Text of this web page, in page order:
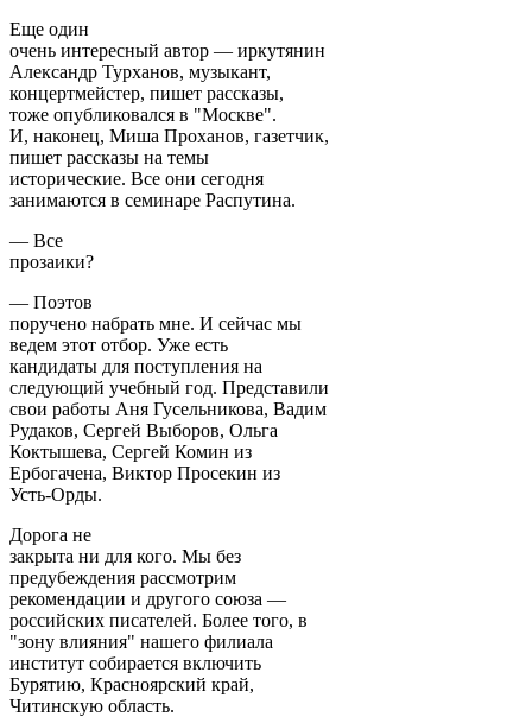
Еще один
очень интересный автор — иркутянин
Александр Турханов, музыкант,
концертмейстер, пишет рассказы,
тоже опубликовался в "Москве".
И, наконец, Миша Проханов, газетчик,
пишет рассказы на темы
исторические. Все они сегодня
занимаются в семинаре Распутина.
— Все
прозаики?
— Поэтов
поручено набрать мне. И сейчас мы
ведем этот отбор. Уже есть
кандидаты для поступления на
следующий учебный год. Представили
свои работы Аня Гусельникова, Вадим
Рудаков, Сергей Выборов, Ольга
Коктышева, Сергей Комин из
Ербогачена, Виктор Просекин из
Усть-Орды.
Дорога не
закрыта ни для кого. Мы без
предубеждения рассмотрим
рекомендации и другого союза —
российских писателей. Более того, в
"зону влияния" нашего филиала
институт собирается включить
Бурятию, Красноярский край,
Читинскую область.